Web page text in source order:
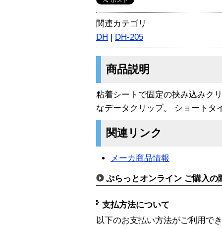
関連カテゴリ
DH | DH-205
商品説明
粘着シートで固定の挟み込みク
なデータクリップ。 ショートタ
関連リンク
メーカ商品情報
ぷらっとオンライン ご購入の
支払方法について
以下のお支払い方法がご利用で